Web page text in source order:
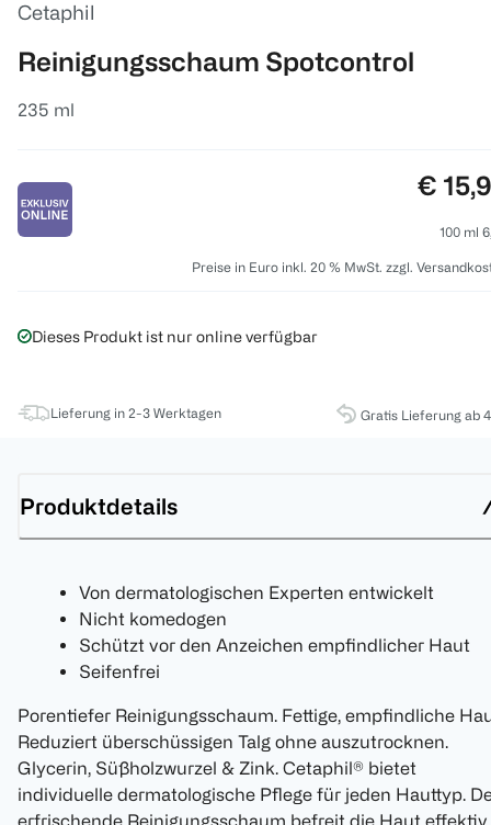
Cetaphil
Reinigungsschaum Spotcontrol
235 ml
Preis:
€
100 ml
Preise in Euro inkl. 20 % MwSt. zzgl.
Dieses Produkt ist nur online verfügbar
Lieferung in 2-3 Werktagen Gratis Lieferung ab
Produktdetails
Von dermatologischen Experten entwickelt
Nicht komedogen
Schützt vor den Anzeichen empfindlicher Haut
Seifenfrei
Porentiefer Reinigungsschaum. Fettige, empfindliche
Reduziert überschüssigen Talg ohne auszutrocknen.
Glycerin, Süßholzwurzel & Zink. Cetaphil® bietet
individuelle dermatologische Pflege für jeden Hauttyp.
erfrischende Reinigungsschaum befreit die Haut effektiv